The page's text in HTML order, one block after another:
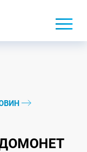
ДОМОНЕТ